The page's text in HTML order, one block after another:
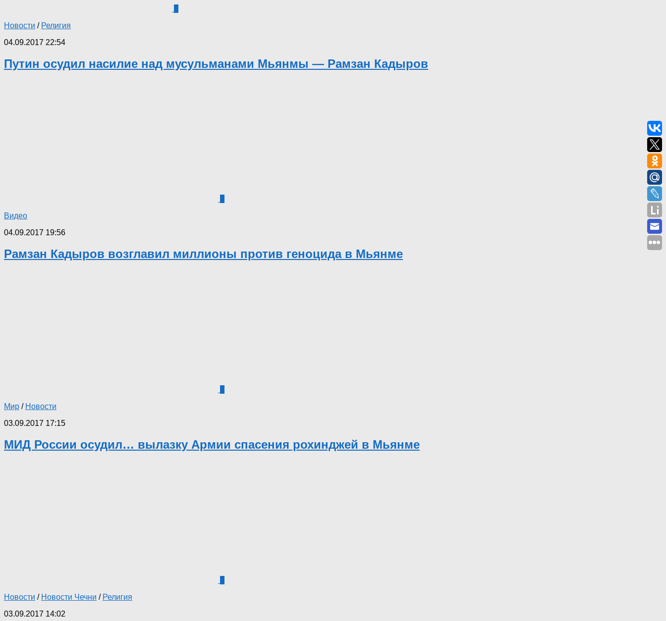
Новости / Религия
04.09.2017 22:54
Путин осудил насилие над мусульманами Мьянмы — Рамзан Кадыров
Видео
04.09.2017 19:56
Рамзан Кадыров возглавил миллионы против геноцида в Мьянме
Мир / Новости
03.09.2017 17:15
МИД России осудил… вылазку Армии спасения рохинджей в Мьянме
Новости / Новости Чечни / Религия
03.09.2017 14:02